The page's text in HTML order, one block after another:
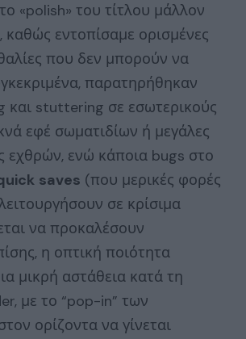
«polish» του τίτλου μάλλον
καθώς εντοπίσαμε ορισμένες
που δεν μπορούν να
παρατηρήθηκαν
και stuttering σε εσωτερικούς
εφέ σωματιδίων ή μεγάλες
εχθρών, ενώ κάποια bugs στο
saves (που μερικές φορές
σε κρίσιμα
να προκαλέσουν
η οπτική ποιότητα
μικρή αστάθεια κατά τη
με το “pop-in” των
ορίζοντα να γίνεται